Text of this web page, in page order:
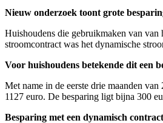
Nieuw onderzoek toont grote
Huishoudens die gebruikmaken van van
stroomcontract was het dynamische
Voor huishoudens betekende dit een
Met name in de eerste drie maanden
1127 euro. De besparing ligt bijna 300
Besparing met een dynamisch contract